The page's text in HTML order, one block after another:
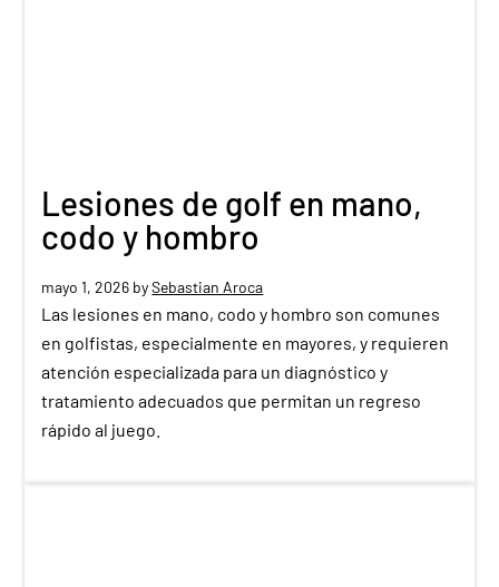
Lesiones de golf en mano,
codo y hombro
mayo 1, 2026 bySebastian Aroca
Las lesiones en mano, codo y hombro son comunes
en golfistas, especialmente en mayores, y requieren
atención especializada para un diagnóstico y
tratamiento adecuados que permitan un regreso
rápido al juego.